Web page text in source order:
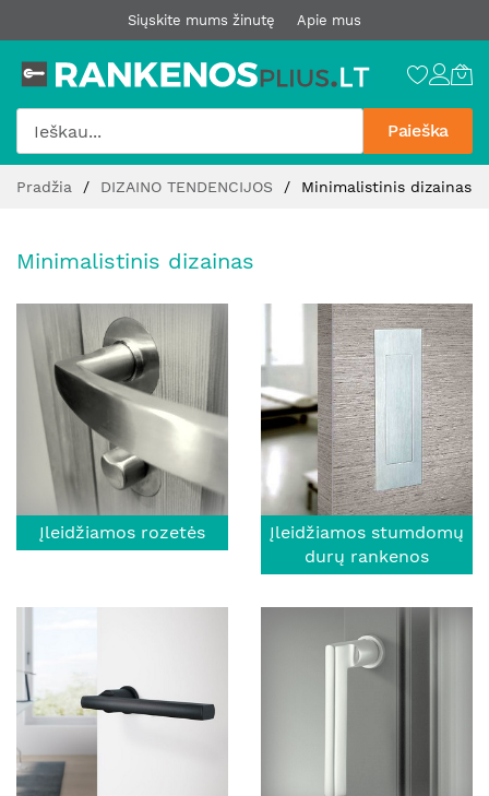
Siųskite mums žinutę Apie mus
Paieška
Pereiti
prie
Pradžia DIZAINO TENDENCIJOS Minimalistinis dizainas
Minimalistinis dizainas
Įleidžiamos rozetės
Įleidžiamos stumdomų
durų rankenos